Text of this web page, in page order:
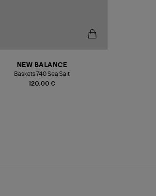
120,00 €
NEW BALANCE
Baskets 740 Sea Salt